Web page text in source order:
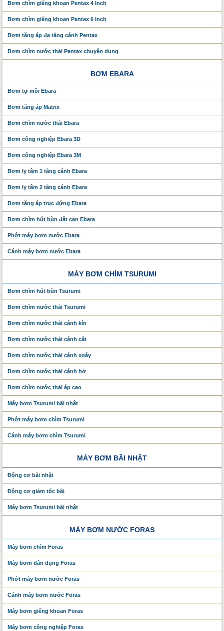
Bơm chìm giếng khoan Pentax 4 Inch
Bơm chìm giếng khoan Pentax 6 Inch
Bơm tăng áp đa tầng cánh Pentax
Bơm chìm nước thải Pentax chuyên dụng
BƠM EBARA
Bơm tự mồi Ebara
Bơm tăng áp Matrix
Bơm chìm nước thải Ebara
Bơm công nghiệp Ebara 3D
Bơm công nghiệp Ebara 3M
Bơm ly tâm 1 tầng cánh Ebara
Bơm ly tâm 2 tầng cánh Ebara
Bơm tăng áp trục đứng Ebara
Bơm chìm hút bùn đặt cạn Ebara
Phớt máy bơm nước Ebara
Cánh máy bơm nước Ebara
MÁY BƠM CHÌM TSURUMI
Bơm chìm hút bùn Tsurumi
Bơm chìm nước thải Tsurumi
Bơm chìm nước thải cánh kín
Bơm chìm nước thải cánh cắt
Bơm chìm nước thải cánh xoáy
Bơm chìm nước thải cánh hở
Bơm chìm nước thải áp cao
Máy bơm Tsurumi bãi nhật
Phớt máy bơm chìm Tsurumi
Cánh máy bơm chìm Tsurumi
MÁY BƠM BÃI NHẬT
Động cơ bãi nhật
Động cơ giảm tốc bãi
Máy bơm Tsurumi bãi nhật
MÁY BƠM NƯỚC FORAS
Máy bơm chìm Foras
Máy bơm dân dụng Foras
Phớt máy bơm nước Foras
Cánh máy bơm nước Foras
Máy bơm giếng khoan Foras
Máy bơm công nghiệp Foras